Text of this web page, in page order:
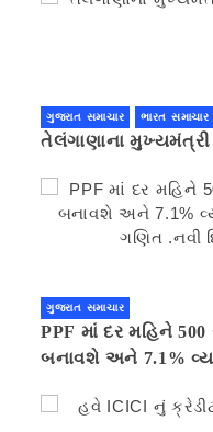
ગુજરાત સમાચાર ભારત સમાચાર
તેલંગાણાના મુખ્યમંત્રી
ગુજરાત સમાચાર
PPF માં દર મહિને
બનાવશે અને 7.1%